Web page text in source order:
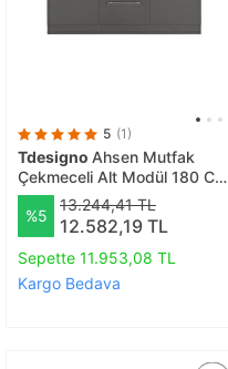
5 (1)
Tdesigno Ahsen Mutfak
Çekmeceli Alt Modül 180 Cm
Antrasit- Tezgah Dahil
%5
13.244,41 TL
12.582,19 TL
Sepette 11.953,08 TL
Kargo Bedava